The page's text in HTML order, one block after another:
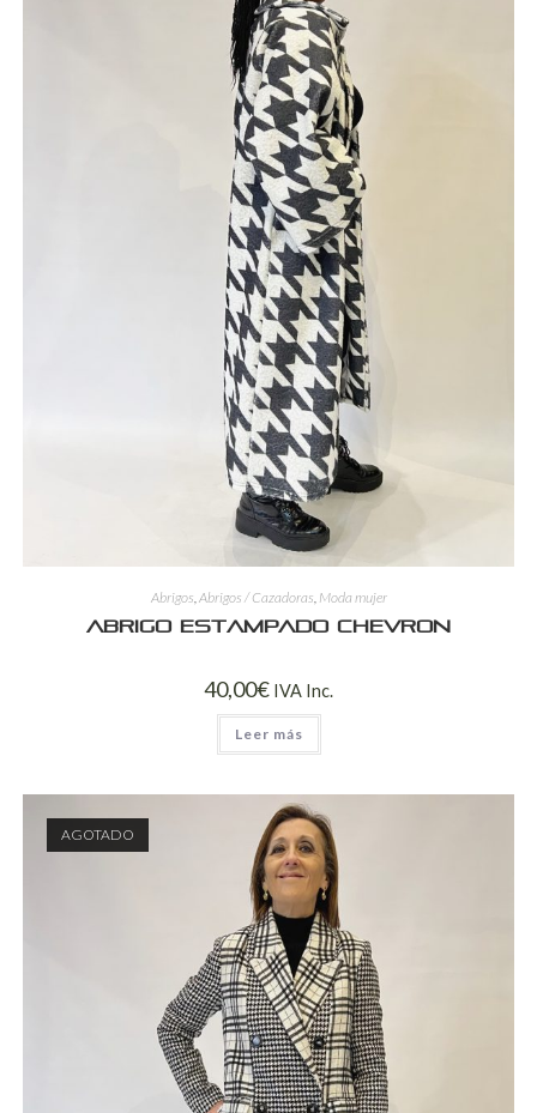
Abrigos,Abrigos / Cazadoras, Moda mujer
Abrigo estampado chevron
40,00€ IVA Inc.
Leer más
AGOTADO